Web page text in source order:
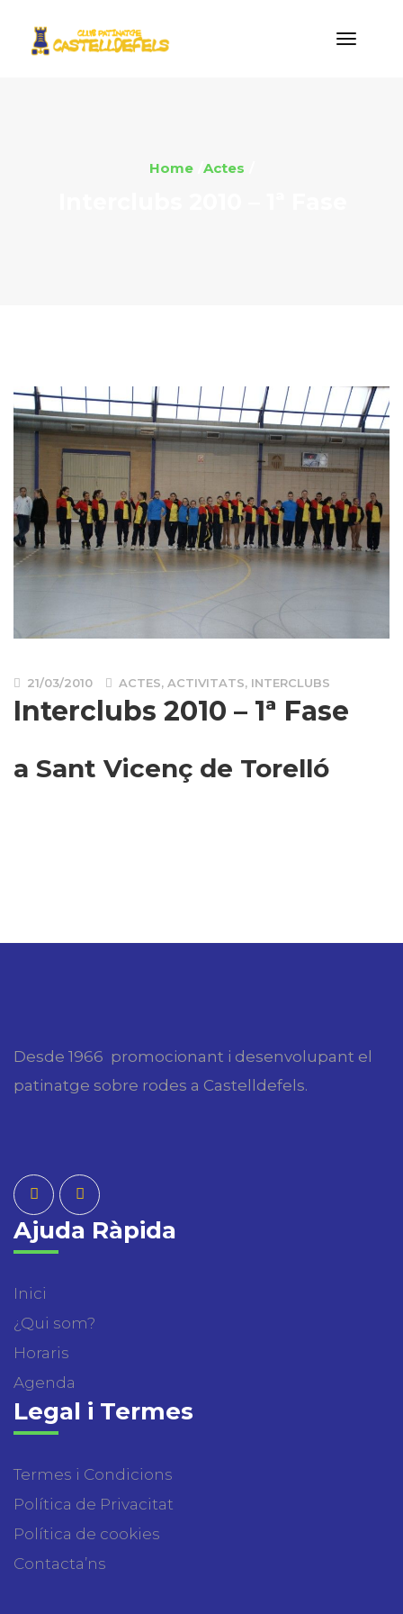
Home Actes
21/03/2010 ACTES, ACTIVITATS, INTERCLUBS
Interclubs 2010 – 1ª Fase
a Sant Vicenç de Torelló
Desde 1966 promocionant i desenvolupant el
patinatge sobre rodes a Castelldefels.
Ajuda Ràpida
Inici
¿Qui som?
Horaris
Agenda
Legal i Termes
Termes i Condicions
Política de Privacitat
Política de cookies
Contacta’ns